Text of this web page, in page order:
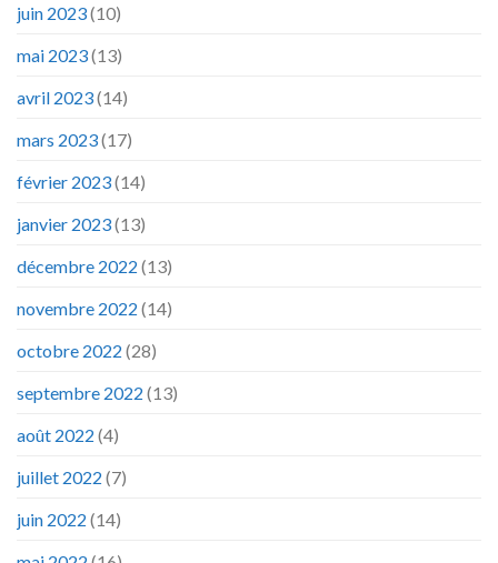
juin 2023(10)
mai 2023(13)
avril 2023(14)
mars 2023(17)
février 2023(14)
janvier 2023(13)
décembre 2022 (13)
novembre 2022 (14)
octobre 2022 (28)
septembre 2022 (13)
août 2022 (4)
juillet 2022 (7)
juin 2022 (14)